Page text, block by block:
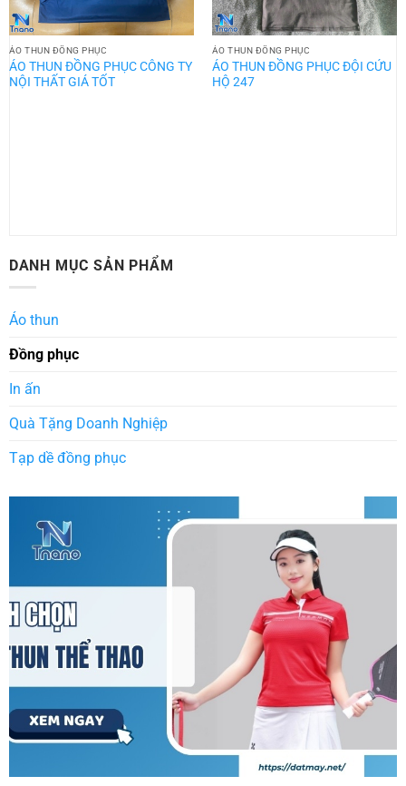
ÁO THUN ĐỒNG PHỤC
ÁO THUN ĐỒNG PHỤC CÔNG TY
NỘI THẤT GIÁ TỐT
ÁO THUN ĐỒNG PHỤC
ÁO THUN ĐỒNG PHỤC ĐỘI CỨU
HỘ 247
DANH MỤC SẢN PHẨM
Áo thun
Đồng phục
In ấn
Quà Tặng Doanh Nghiệp
Tạp dề đồng phục